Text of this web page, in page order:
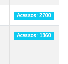
Acessos: 2700
Acessos: 1360